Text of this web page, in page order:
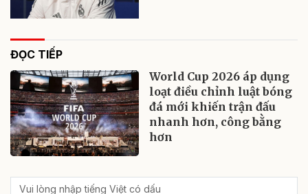
ĐỌC TIẾP
World Cup 2026 áp dụng
loạt điều chỉnh luật bóng
đá mới khiến trận đấu
nhanh hơn, công bằng
hơn